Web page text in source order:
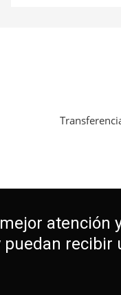
atención
recibir